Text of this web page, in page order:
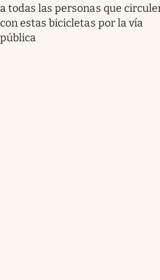
a todas las personas que
con estas bicicletas por la vía
pública